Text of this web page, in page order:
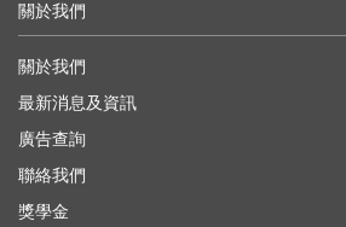
關於我們
關於我們
最新消息及資訊
廣告查詢
聯絡我們
獎學金